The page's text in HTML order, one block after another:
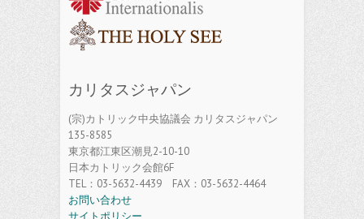
カリタスジャパン
(宗)カトリック中央協議会 カリタスジャパン
135-8585
東京都江東区潮見2-10-10
日本カトリック会館6F
TEL：03-5632-4439 FAX：03-5632-4464
お問い合わせ